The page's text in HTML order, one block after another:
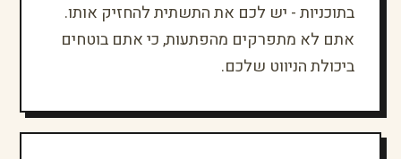
בתוכניות - יש לכם את התשתית להחזיק אותו.
אתם לא מתפרקים מהפתעות, כי אתם בוטחים
ביכולת הניווט שלכם.